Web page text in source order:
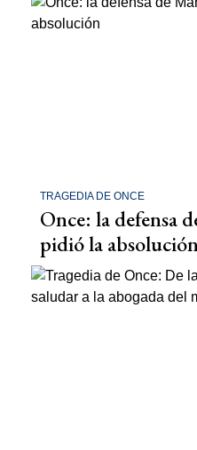
TRAGEDIA DE ONCE
Once: la defensa
pidió la